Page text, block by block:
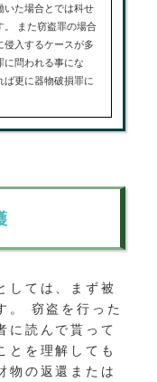
いた場合とでは科せ
。 また窃盗罪の場合
侵入するケースが多
に問われる事にな
ば更に器物破損罪に
しては、まず被
。 窃盗を行った
に読んで貰って
とを理解しても
物の返還または